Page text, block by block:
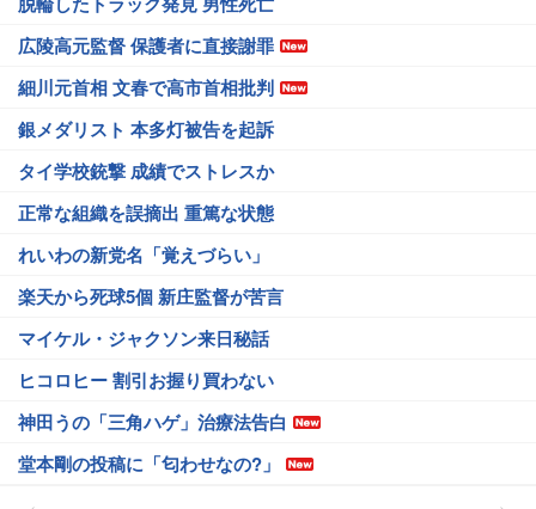
広陵高元監督 保護者に直接謝罪
細川元首相 文春で高市首相批判
銀メダリスト 本多灯被告を起訴
タイ学校銃撃 成績でストレスか
正常な組織を誤摘出 重篤な状態
れいわの新党名「覚えづらい」
楽天から死球5個 新庄監督が苦言
マイケル・ジャクソン来日秘話
ヒコロヒー 割引お握り買わない
神田うの「三角ハゲ」治療法告白
堂本剛の投稿に「匂わせなの?」